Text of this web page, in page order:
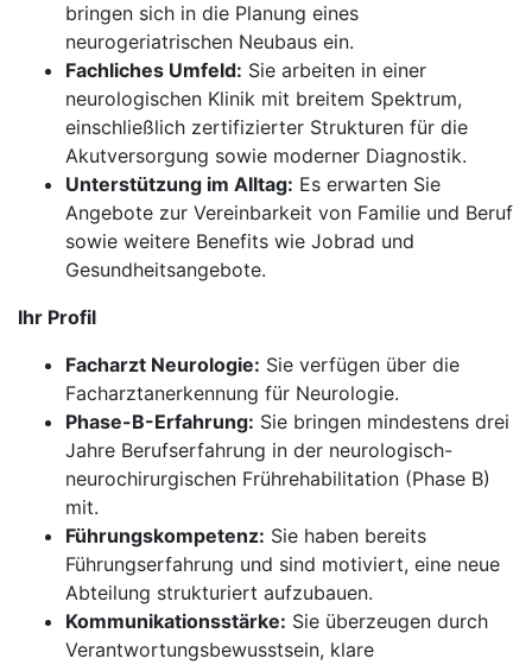
bringen sich in die Planung eines
neurogeriatrischen Neubaus ein.
Fachliches Umfeld: Sie arbeiten in einer
neurologischen Klinik mit breitem Spektrum,
einschließlich zertifizierter Strukturen für die
Akutversorgung sowie moderner Diagnostik.
Unterstützung im Alltag: Es erwarten Sie
Angebote zur Vereinbarkeit von Familie und Beruf
sowie weitere Benefits wie Jobrad und
Gesundheitsangebote.
Ihr Profil
Facharzt Neurologie: Sie verfügen über die
Facharztanerkennung für Neurologie.
Phase-B-Erfahrung: Sie bringen mindestens drei
Jahre Berufserfahrung in der neurologisch-
neurochirurgischen Frührehabilitation (Phase B)
mit.
Führungskompetenz: Sie haben bereits
Führungserfahrung und sind motiviert, eine neue
Abteilung strukturiert aufzubauen.
Kommunikationsstärke: Sie überzeugen durch
Verantwortungsbewusstsein, klare